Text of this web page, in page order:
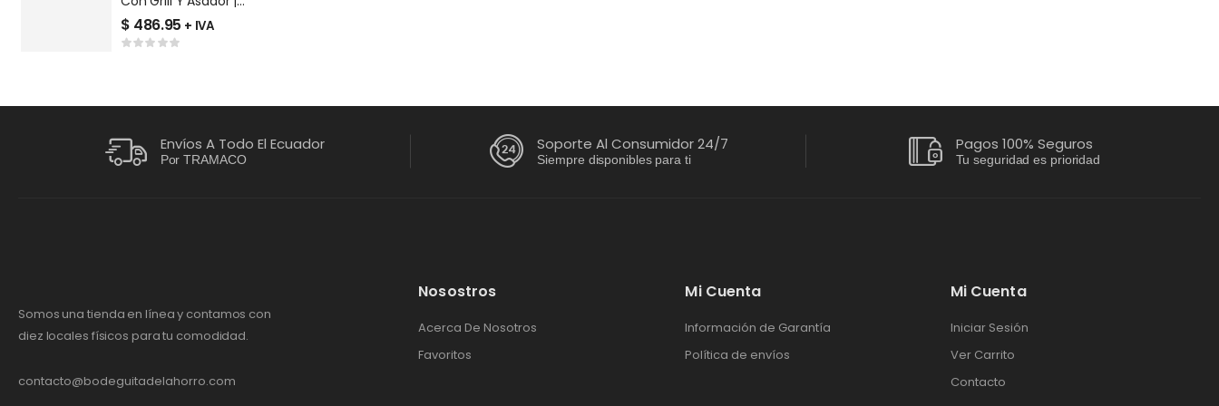
EM7640FX1
$ 486.95 + IVA
Envíos A Todo El Ecuador
Por TRAMACO
Soporte Al Consumidor 24/7
Siempre disponibles para ti
Pagos 100% Seguros
Tu seguridad es prioridad
Somos una tienda en línea y contamos con
diez locales físicos para tu comodidad.
contacto@bodeguitadelahorro.com
Nosostros
Acerca De Nosotros
Favoritos
Mi Cuenta
Información de Garantía
Política de envíos
Mi Cuenta
Iniciar Sesión
Ver Carrito
Contacto